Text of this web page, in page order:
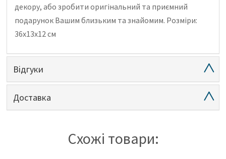
декору, або зробити оригінальний та приємний
подарунок Вашим близьким та знайомим. Розміри:
36х13х12 см
Відгуки
Доставка
Схожі товари: